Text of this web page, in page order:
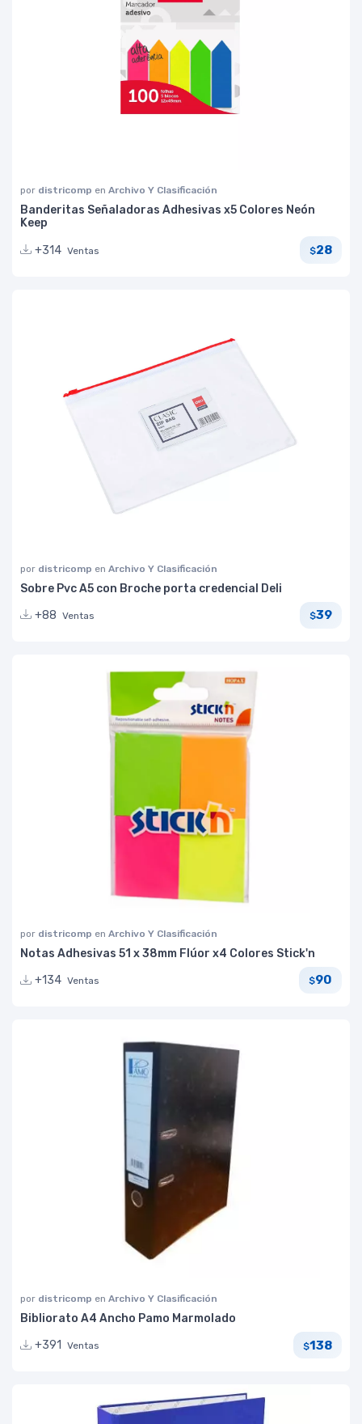
por districomp en Archivo Y Clasificación
Banderitas Señaladoras Adhesivas x5 Colores Neón
Keep
+314 Ventas $28
por districomp en Archivo Y Clasificación
Sobre Pvc A5 con Broche porta credencial Deli
+88 Ventas $39
por districomp en Archivo Y Clasificación
Notas Adhesivas 51 x 38mm Flúor x4 Colores Stick'n
+134 Ventas $90
por districomp en Archivo Y Clasificación
Bibliorato A4 Ancho Pamo Marmolado
+391
Ventas $138